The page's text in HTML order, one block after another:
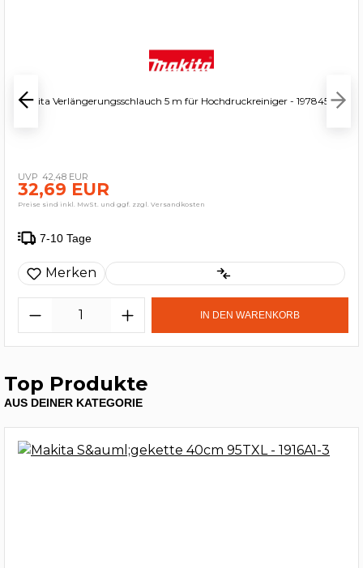
Makita Verlängerungsschlauch 5 m für Hochdruckreiniger - 197845-6
42,48 EUR
32,69 EUR
Preise sind inkl. MwSt. und ggf. zzgl. Versandkosten
7-10 Tage
Merken
IN DEN WARENKORB
Top Produkte
AUS DEINER KATEGORIE